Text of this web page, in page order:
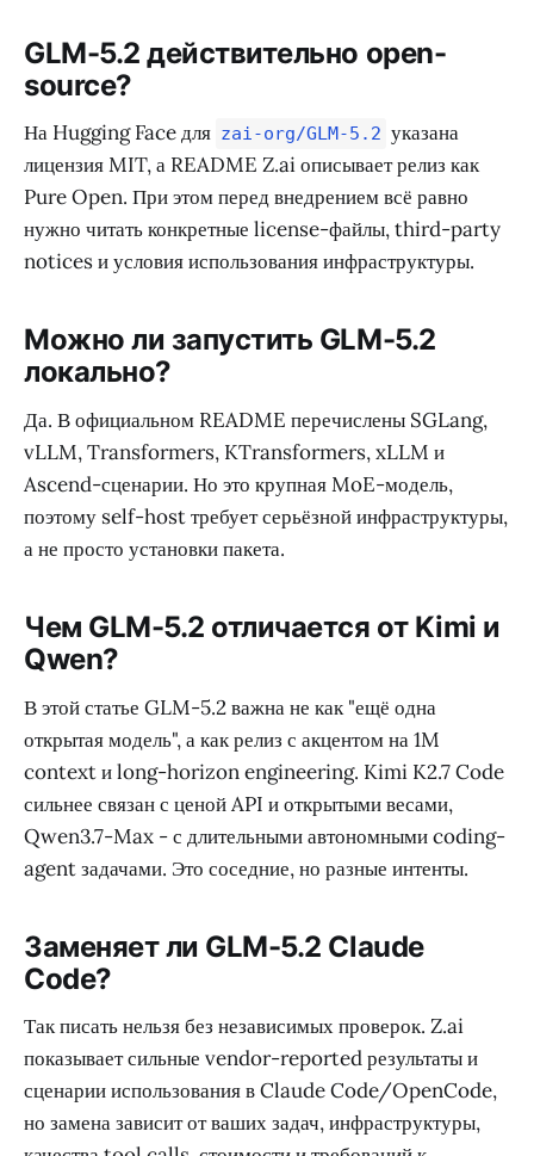
GLM-5.2 действительно open-
source?
На Hugging Face для zai-org/GLM-5.2 указана
лицензия MIT, а README Z.ai описывает релиз как
Pure Open. При этом перед внедрением всё равно
нужно читать конкретные license-файлы, third-party
notices и условия использования инфраструктуры.
Можно ли запустить GLM-5.2
локально?
Да. В официальном README перечислены SGLang,
vLLM, Transformers, KTransformers, xLLM и
Ascend-сценарии. Но это крупная MoE-модель,
поэтому self-host требует серьёзной инфраструктуры,
а не просто установки пакета.
Чем GLM-5.2 отличается от Kimi и
Qwen?
В этой статье GLM-5.2 важна не как "ещё одна
открытая модель", а как релиз с акцентом на 1M
context и long-horizon engineering. Kimi K2.7 Code
сильнее связан с ценой API и открытыми весами,
Qwen3.7-Max - с длительными автономными coding-
agent задачами. Это соседние, но разные интенты.
Заменяет ли GLM-5.2 Claude
Code?
Так писать нельзя без независимых проверок. Z.ai
показывает сильные vendor-reported результаты и
сценарии использования в Claude Code/OpenCode,
но замена зависит от ваших задач, инфраструктуры,